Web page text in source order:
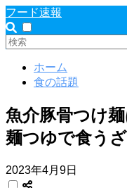
フード速報
ホーム
食の話題
魚介豚骨つけ
麺つゆで食う
2023年4月9日